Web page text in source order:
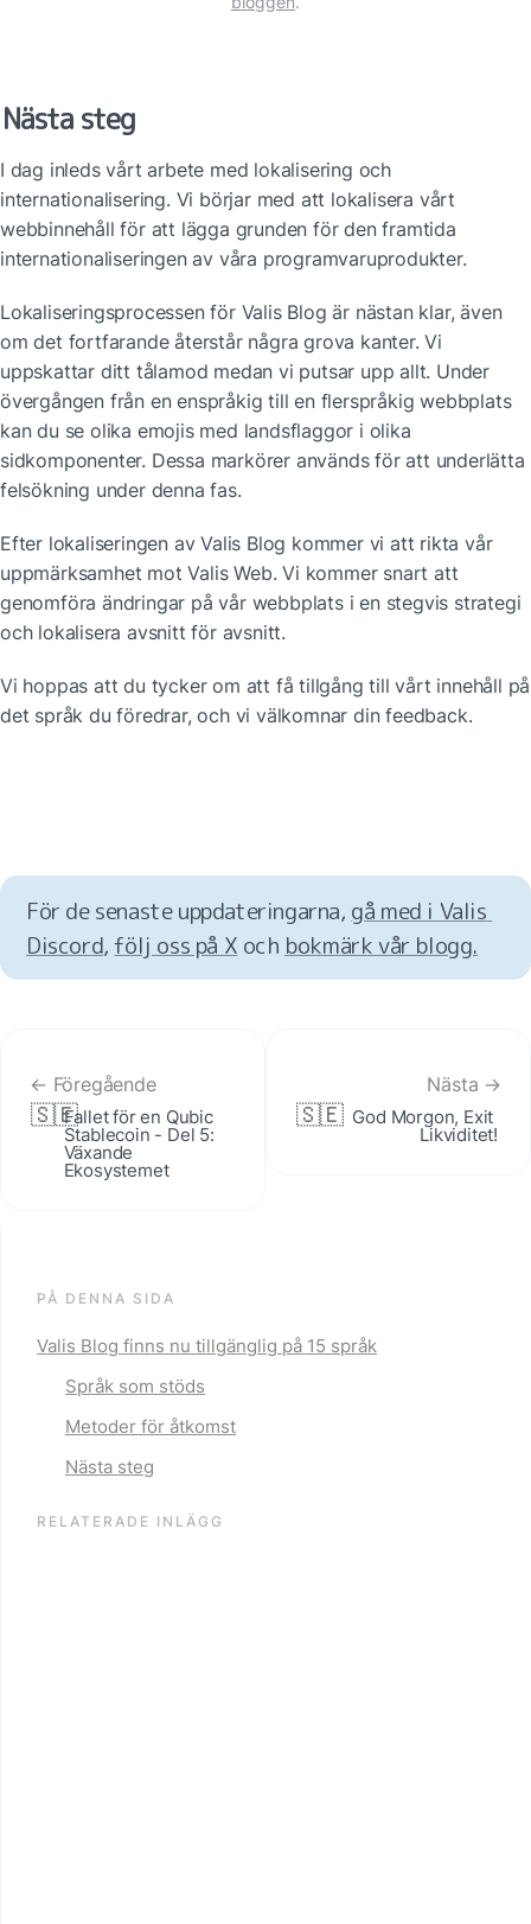
Nästa steg
I dag inleds vårt arbete med lokalisering och
internationalisering. Vi börjar med att lokalisera vårt
webbinnehåll för att lägga grunden för den framtida
internationaliseringen av våra programvaruprodukter.
Lokaliseringsprocessen för Valis Blog är nästan klar, även
om det fortfarande återstår några grova kanter. Vi
uppskattar ditt tålamod medan vi putsar upp allt. Under
övergången från en enspråkig till en flerspråkig webbplats
kan du se olika emojis med landsflaggor i olika
sidkomponenter. Dessa markörer används för att underlätta
felsökning under denna fas.
Efter lokaliseringen av Valis Blog kommer vi att rikta vår
uppmärksamhet mot Valis Web. Vi kommer snart att
genomföra ändringar på vår webbplats i en stegvis strategi
och lokalisera avsnitt för avsnitt.
Vi hoppas att du tycker om att få tillgång till vårt innehåll på
det språk du föredrar, och vi välkomnar din feedback.
För de senaste uppdateringarna, gå med i Valis
Discord, följ oss på X och bokmärk vår blogg.
← Föregående
🇸🇪Fallet för en Qubic
Stablecoin - Del 5:
Växande
Ekosystemet
Nästa →
🇸🇪 God Morgon, Exit
Likviditet!
PÅ DENNA SIDA
Valis Blog finns nu tillgänglig på 15 språk
Språk som stöds
Metoder för åtkomst
Nästa steg
RELATERADE INLÄGG